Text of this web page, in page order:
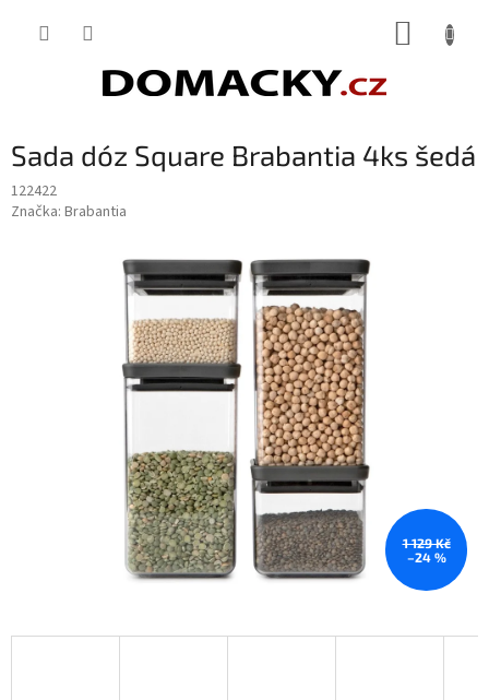
Sada dóz Square Brabantia 4ks šedá
122422
Značka: Brabantia
1 129 Kč
–24 %